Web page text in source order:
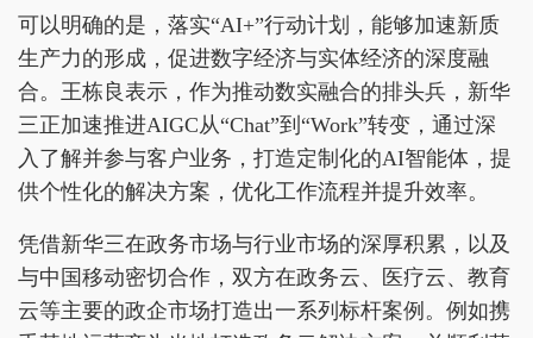
可以明确的是，落实“AI+”行动计划，能够加速新质
生产力的形成，促进数字经济与实体经济的深度融
合。王栋良表示，作为推动数实融合的排头兵，新华
三正加速推进AIGC从“Chat”到“Work”转变，通过深
入了解并参与客户业务，打造定制化的AI智能体，提
供个性化的解决方案，优化工作流程并提升效率。
凭借新华三在政务市场与行业市场的深厚积累，以及
与中国移动密切合作，双方在政务云、医疗云、教育
云等主要的政企市场打造出一系列标杆案例。例如携